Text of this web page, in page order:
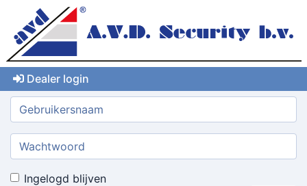
Dealer login
Gebruikersnaam:
Wachtwoord:
Ingelogd blijven